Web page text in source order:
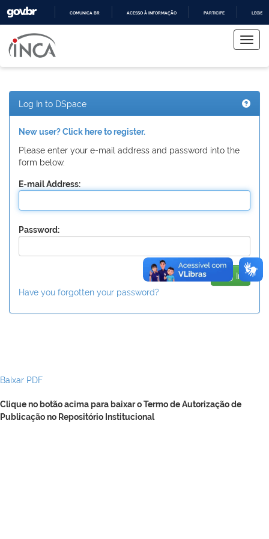
COMUNICA BR ACESSO À INFORMAÇÃO PARTICIPE
navigation
Log In to DSpace
New user? Click here to register.
Please enter your e-mail address and password into the
form below.
E-mail Address:
Password:
Have you forgotten your password?
Baixar PDF
Clique no botão acima para baixar o Termo de Autorização de
Publicação no Repositório Institucional